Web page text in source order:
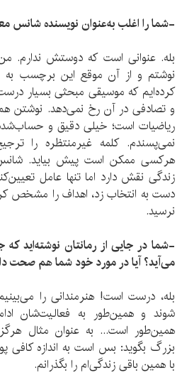
-شما را اغلب به‌عنوان نویسنده شانس
بله. عنوانی است که دوستش ندارم.
نوشتم و از آن موقع این برچسب
کرده‌ایم که موسیقی مبحثی بسیار
و تصادفی در آن رخ نمی‌دهد. نوشتن
ریاضیات است؛ خیلی دقیق و
نمی‌پسندم. کلمه غیرمنتظره را
هرکسی ممکن است پیش بیاید.
زندگی نقش دارد اما تنها عامل
دست به انتخاب زد، اهداف را مشخص
نرسید.
-شما در جایی از رمانتان نوشته‌اید
می‌آید؟ آیا در مورد خود شما هم صحت
بله، درست است! هنرمندانی را
شوند و همین‌طور به فعالیت‌شان
همین‌طور است... به عنوان مثال هرگز
بزرگ بگوید: بس است به اندازه کافی
با همین باقی زندگی‌ام را بگذرانم.